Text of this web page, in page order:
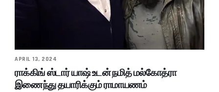
APRIL 13, 2024
ராக்கிங் ஸ்டார் யாஷ் உடன் நமித் மல்கோத்ரா
இணைந்து தயாரிக்கும் ராமாயணம்